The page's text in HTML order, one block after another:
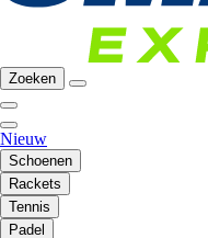
Zoeken
Nieuw
Schoenen
Rackets
Tennis
Padel